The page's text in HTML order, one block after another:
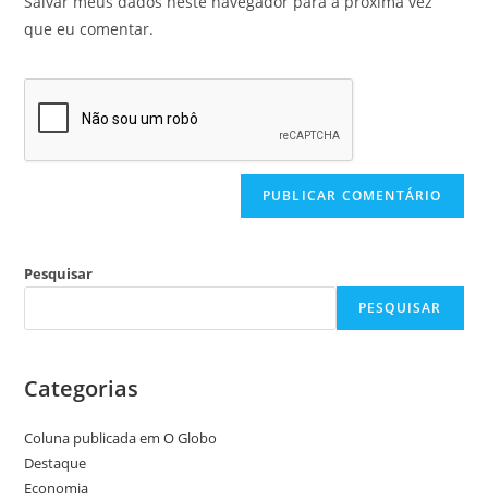
que eu comentar.
Pesquisar
PESQUISAR
Categorias
Coluna publicada em O Globo
Destaque
Economia